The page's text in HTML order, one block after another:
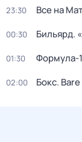
23:30 Все на
00:30 Бильярд.
01:30 Формула-
02:00 Бокс.